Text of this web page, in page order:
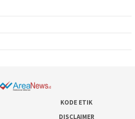
KODE ETIK
DISCLAIMER